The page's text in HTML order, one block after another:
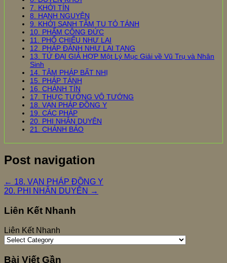
7. KHỞI TÍN
8. HẠNH NGUYỆN
9. KHỞI SANH TÂM TU TỎ TÁNH
10. PHẨM CÔNG ĐỨC
11. PHỔ CHIẾU NHƯ LAI
12. PHÁP ĐẢNH NHƯ LAI TẠNG
13. TỨ ĐẠI GIẢ HỢP Một Lý Mục Giải về Vũ Trụ và Nhân
Sinh
14. TÂM PHÁP BẤT NHỊ
15. PHÁP TÁNH
16. CHÁNH TÍN
17. THỰC TƯỚNG VÔ TƯỚNG
18. VẠN PHÁP ĐỒNG Y
19. CÁC PHÁP
20. PHI NHÂN DUYÊN
21. CHÁNH BÁO
Post navigation
← 18. VẠN PHÁP ĐỒNG Y
20. PHI NHÂN DUYÊN →
Liên Kết Nhanh
Liên Kết Nhanh
Bài Viết Gần